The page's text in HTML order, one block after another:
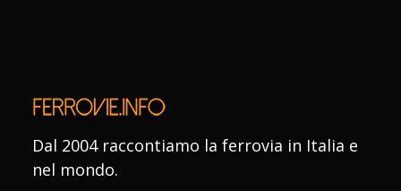
Dal 2004 raccontiamo la ferrovia in Italia e
nel mondo.